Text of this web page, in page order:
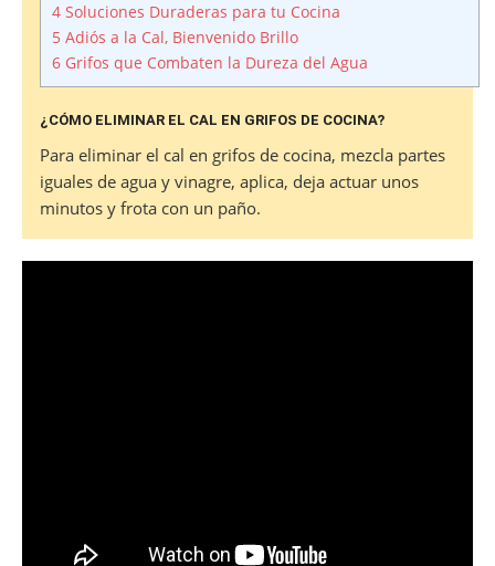
4 Soluciones Duraderas para tu Cocina
5 Adiós a la Cal, Bienvenido Brillo
6 Grifos que Combaten la Dureza del Agua
¿CÓMO ELIMINAR EL CAL EN GRIFOS DE COCINA?
Para eliminar el cal en grifos de cocina, mezcla partes
iguales de agua y vinagre, aplica, deja actuar unos
minutos y frota con un paño.